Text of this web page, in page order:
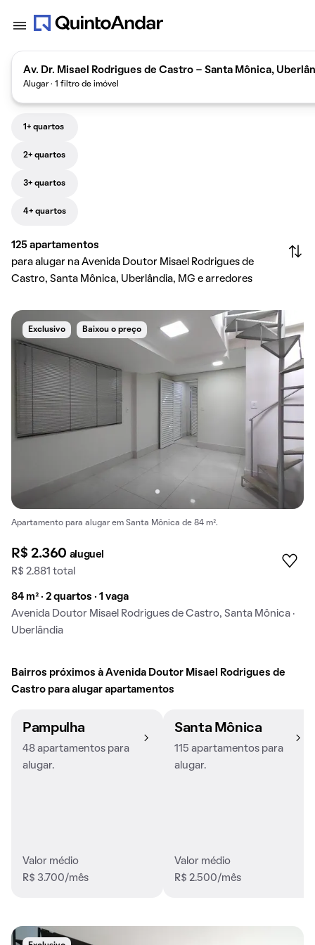
Av. Dr. Misael Rodrigues de Castro - Santa Mônica,
Alugar · 1 filtro de imóvel
1+ quartos
2+ quartos
3+ quartos
4+ quartos
125 apartamentos
para alugar na Avenida Doutor Misael Rodrigues de
Castro, Santa Mônica, Uberlândia, MG e arredores
Exclusivo Baixou o preço
Apartamento para alugar em Santa Mônica de 84 m².
R$ 2.360 aluguel
R$ 2.881 total
84 m² · 2 quartos · 1 vaga
Avenida Doutor Misael Rodrigues de Castro, Santa Mônica ·
Uberlândia
Bairros próximos à Avenida Doutor Misael Rodrigues de
Castro para alugar apartamentos
Pampulha
48 apartamentos para
alugar.
Valor médio
R$ 3.700/mês
Santa Mônica
115 apartamentos para
alugar.
Valor médio
R$ 2.500/mês